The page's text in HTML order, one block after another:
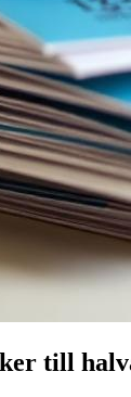
till